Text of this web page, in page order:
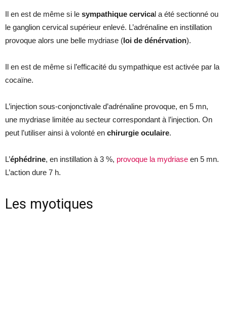
Il en est de même si le sympathique cervical a été sectionné ou
le ganglion cervical supérieur enlevé. L’adrénaline en instillation
provoque alors une belle mydriase (loi de dénérvation).
Il en est de même si l’efficacité du sympathique est activée par la
cocaïne.
L’injection sous-conjonctivale d’adrénaline provoque, en 5 mn,
une mydriase limitée au secteur correspondant à l’injection. On
peut l’utiliser ainsi à volonté en chirurgie oculaire.
L’éphédrine, en instillation à 3 %, provoque la mydriase en 5 mn.
L’action dure 7 h.
Les myotiques